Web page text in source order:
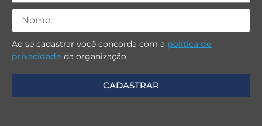
Ao se cadastrar você concorda com a política de
privacidade da organização